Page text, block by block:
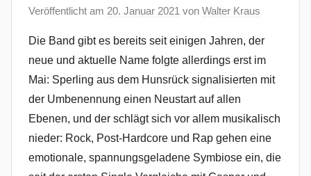
Veröffentlicht am 20. Januar 2021 von Walter Kraus
Die Band gibt es bereits seit einigen Jahren, der
neue und aktuelle Name folgte allerdings erst im
Mai: Sperling aus dem Hunsrück signalisierten mit
der Umbenennung einen Neustart auf allen
Ebenen, und der schlägt sich vor allem musikalisch
nieder: Rock, Post-Hardcore und Rap gehen eine
emotionale, spannungsgeladene Symbiose ein, die